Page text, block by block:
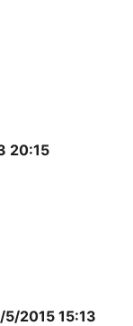
20:15
2015 15:13